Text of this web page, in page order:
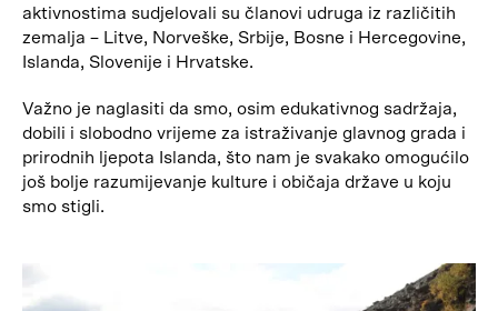
aktivnostima sudjelovali su članovi udruga iz različitih
zemalja – Litve, Norveške, Srbije, Bosne i Hercegovine,
Islanda, Slovenije i Hrvatske.
Važno je naglasiti da smo, osim edukativnog sadržaja,
dobili i slobodno vrijeme za istraživanje glavnog grada i
prirodnih ljepota Islanda, što nam je svakako omogućilo
još bolje razumijevanje kulture i običaja države u koju
smo stigli.